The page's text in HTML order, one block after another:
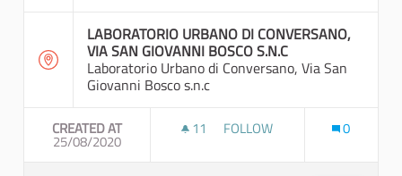
LABORATORIO URBANO DI CONVERSANO,
VIA SAN GIOVANNI BOSCO S.N.C
Laboratorio Urbano di Conversano, Via San
Giovanni Bosco s.n.c
CREATED AT
25/08/2020
11 11 FOLLOWERS
FOLLOW 0